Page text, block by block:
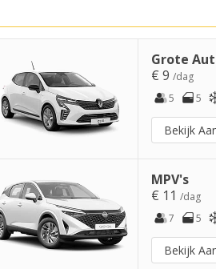
Grote
€ 9 /dag
5
5
Bekijk
MPV's
€ 11 /dag
7
5
Bekijk